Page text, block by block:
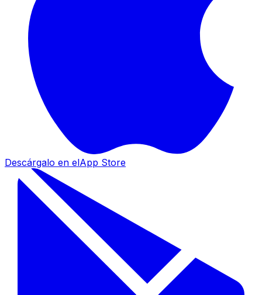
Descárgalo en elApp Store